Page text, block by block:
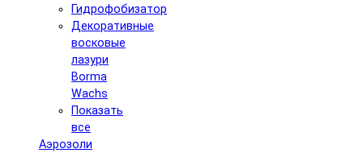
Гидрофобизатор
Декоративные
восковые
лазури
Borma
Wachs
Показать
все
Аэрозоли